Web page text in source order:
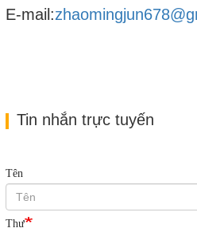
E-mail:
Tin nhắn trực tuyến
Tên
Thư